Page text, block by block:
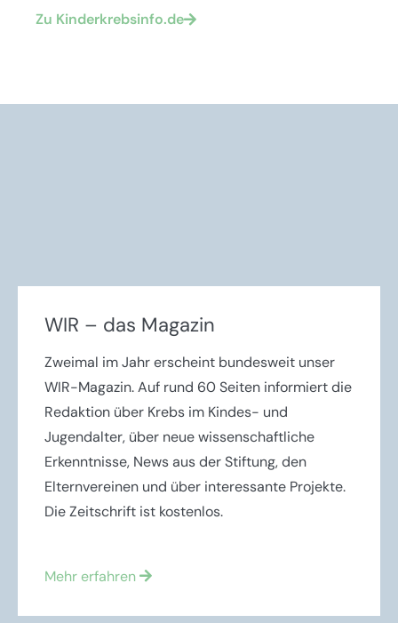
Zu Kinderkrebsinfo.de
WIR – das Magazin
Zweimal im Jahr erscheint bundesweit unser
WIR-Magazin. Auf rund 60 Seiten informiert die
Redaktion über Krebs im Kindes- und
Jugendalter, über neue wissenschaftliche
Erkenntnisse, News aus der Stiftung, den
Elternvereinen und über interessante Projekte.
Die Zeitschrift ist kostenlos.
Mehr erfahren